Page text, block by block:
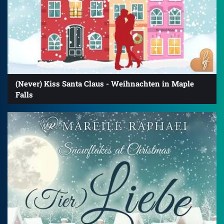
(Never) Kiss Santa Claus - Weihnachten in Maple
Falls